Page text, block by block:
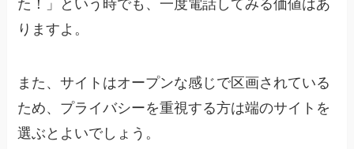
た！」という時でも、一度電話してみる価値はあ
りますよ。
また、サイトはオープンな感じで区画されている
ため、プライバシーを重視する方は端のサイトを
選ぶとよいでしょう。